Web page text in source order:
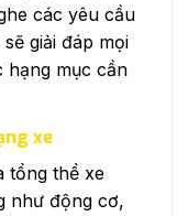
các yêu cầu
giải đáp mọi
hạng mục cần
xe
tổng thể xe
như động cơ,